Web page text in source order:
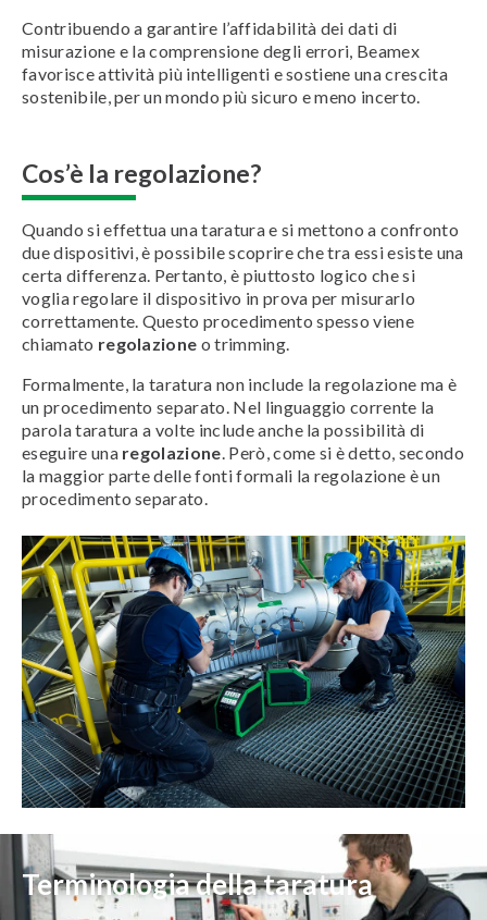
Contribuendo a garantire l’affidabilità dei dati di
misurazione e la comprensione degli errori, Beamex
favorisce attività più intelligenti e sostiene una crescita
sostenibile, per un mondo più sicuro e meno incerto.
Cos’è la regolazione?
Quando si effettua una taratura e si mettono a confronto
due dispositivi, è possibile scoprire che tra essi esiste una
certa differenza. Pertanto, è piuttosto logico che si
voglia regolare il dispositivo in prova per misurarlo
correttamente. Questo procedimento spesso viene
chiamato regolazione o trimming.
Formalmente, la taratura non include la regolazione ma è
un procedimento separato. Nel linguaggio corrente la
parola taratura a volte include anche la possibilità di
eseguire una regolazione. Però, come si è detto, secondo
la maggior parte delle fonti formali la regolazione è un
procedimento separato.
Terminologia della taratura